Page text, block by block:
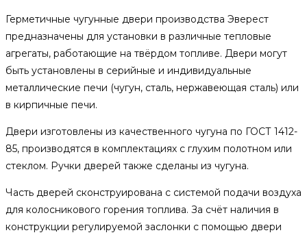
Герметичные чугунные двери производства Эверест
предназначены для установки в различные тепловые
агрегаты, работающие на твёрдом топливе. Двери могут
быть установлены в серийные и индивидуальные
металлические печи (чугун, сталь, нержавеющая сталь) или
в кирпичные печи.
Двери изготовлены из качественного чугуна по ГОСТ 1412-
85, производятся в комплектациях с глухим полотном или
стеклом. Ручки дверей также сделаны из чугуна.
Часть дверей сконструирована с системой подачи воздуха
для колосникового горения топлива. За счёт наличия в
конструкции регулируемой заслонки с помощью двери